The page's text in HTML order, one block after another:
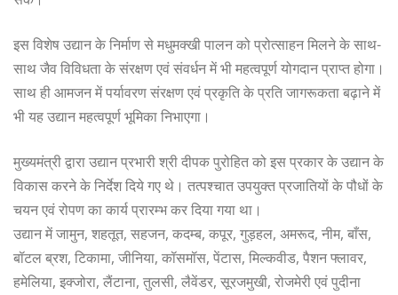
इस विशेष उद्यान के निर्माण से मधुमक्खी पालन को प्रोत्साहन मिलने के साथ-
साथ जैव विविधता के संरक्षण एवं संवर्धन में भी महत्वपूर्ण योगदान प्राप्त होगा।
साथ ही आमजन में पर्यावरण संरक्षण एवं प्रकृति के प्रति जागरूकता बढ़ाने में
भी यह उद्यान महत्वपूर्ण भूमिका निभाएगा।
मुख्यमंत्री द्वारा उद्यान प्रभारी श्री दीपक पुरोहित को इस प्रकार के उद्यान के
विकास करने के निर्देश दिये गए थे। तत्पश्चात उपयुक्त प्रजातियों के पौधों के
चयन एवं रोपण का कार्य प्रारम्भ कर दिया गया था।
उद्यान में जामुन, शहतूत, सहजन, कदम्ब, कपूर, गुड़हल, अमरूद, नीम, बाँस,
बॉटल ब्रश, टिकामा, जीनिया, कॉसमॉस, पेंटास, मिल्कवीड, पैशन फ्लावर,
हमेलिया, इक्जोरा, लैंटाना, तुलसी, लैवेंडर, सूरजमुखी, रोजमेरी एवं पुदीना